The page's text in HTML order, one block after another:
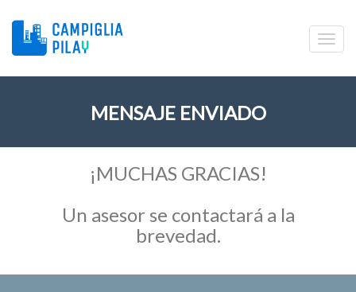
MENSAJE ENVIADO
¡MUCHAS GRACIAS!
Un asesor se contactará a la
brevedad.